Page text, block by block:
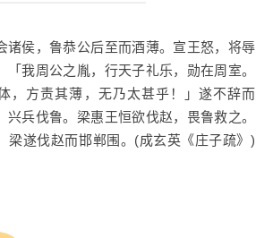
诸侯，鲁恭公后至而酒薄。宣王怒，将辱
「我周公之胤，行天子礼乐，勋在周室。
，方责其薄，无乃太甚乎！」遂不辞而
兴兵伐鲁。梁惠王恒欲伐赵，畏鲁救之。
梁遂伐赵而邯郸围。(成玄英《庄子疏》)